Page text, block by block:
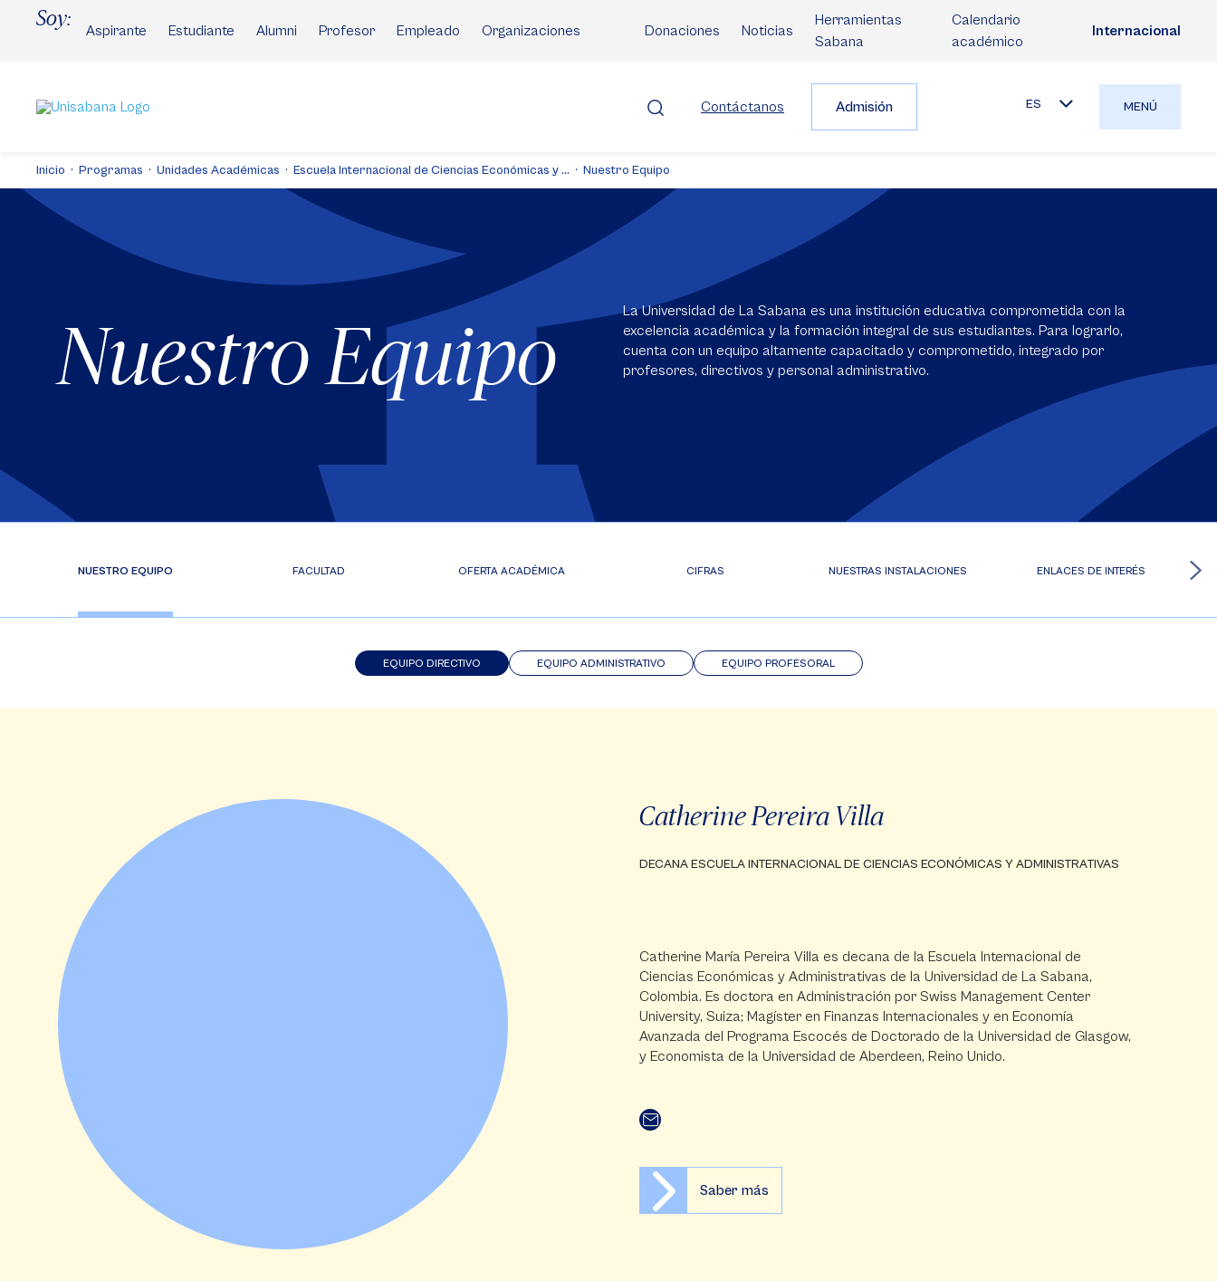
Soy:
Aspirante Estudiante Alumni Profesor Empleado Organizaciones Donaciones Noticias
Herramientas
Sabana
Calendario
académico
Internacional
Contáctanos Admisión ES MENÚ
Inicio Programas Unidades Académicas Escuela Internacional de Ciencias Económicas y ... Nuestro Equipo
Nuestro Equipo
La Universidad de La Sabana es una institución educativa comprometida con la
excelencia académica y la formación integral de sus estudiantes. Para lograrlo,
cuenta con un equipo altamente capacitado y comprometido, integrado por
profesores, directivos y personal administrativo.
NUESTRO EQUIPO FACULTAD OFERTA ACADÉMICA CIFRAS NUESTRAS INSTALACIONES ENLACES DE INTERÉS
EQUIPO PROFESORAL
EQUIPO ADMINISTRATIVO
EQUIPO DIRECTIVO
Catherine Pereira Villa
DECANA ESCUELA INTERNACIONAL DE CIENCIAS ECONÓMICAS Y ADMINISTRATIVAS
Catherine María Pereira Villa es decana de la Escuela Internacional de
Ciencias Económicas y Administrativas de la Universidad de La Sabana,
Colombia. Es doctora en Administración por Swiss Management Center
University, Suiza; Magíster en Finanzas Internacionales y en Economía
Avanzada del Programa Escocés de Doctorado de la Universidad de Glasgow,
y Economista de la Universidad de Aberdeen, Reino Unido.
Saber más